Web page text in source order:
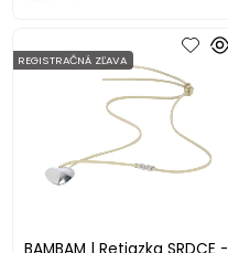
REGISTRAČNÁ ZĽAVA